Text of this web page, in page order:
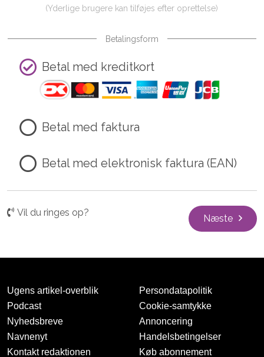
(Yderlige brugere kan tilføjes efter oprettelse)
Betalingsform
Betal med kreditkort
Betal med faktura
Betal med elektronisk faktura (EAN)
Vil du ringes op?
Næste
Ugens artikel-overblik
Podcast
Nyhedsbreve
Navnenyt
Kontakt redaktionen
Persondatapolitik
Cookie-samtykke
Annoncering
Handelsbetingelser
Køb abonnement